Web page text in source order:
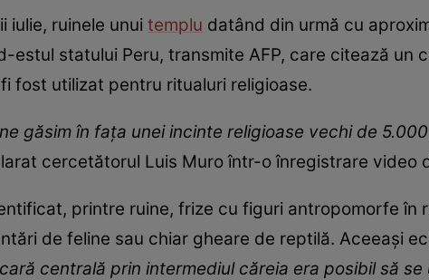
iulie, ruinele unui templu datând din urmă cu
estul statului Peru, transmite AFP, care citează
fost utilizat pentru ritualuri religioase.
găsim în faţa unei incinte religioase vechi de
cercetătorul Luis Muro într-o înregistrare video
printre ruine, frize cu figuri antropomorfe în
de feline sau chiar gheare de reptilă. Aceeași
centrală prin intermediul căreia era posibil să